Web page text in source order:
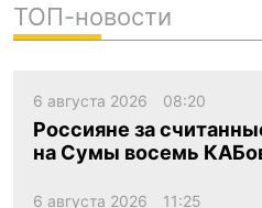
ТОП-новости
6 августа 2026 08:20
Россияне за
на Сумы восемь
6 августа 2026 11:25